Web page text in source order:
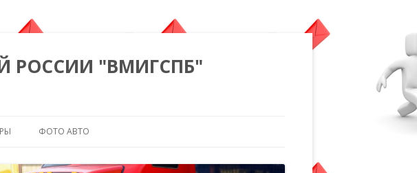
РОССИИ "ВМИГСПБ"
ФОТО АВТО